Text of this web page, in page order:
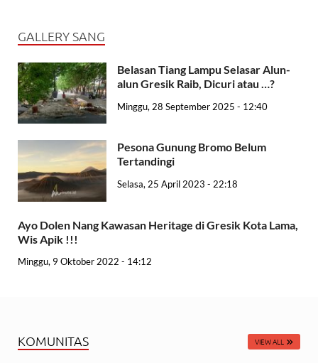
GALLERY SANG
Belasan Tiang Lampu Selasar Alun-
alun Gresik Raib, Dicuri atau …?
Minggu, 28 September 2025 - 12:40
Pesona Gunung Bromo Belum
Tertandingi
Selasa, 25 April 2023 - 22:18
Ayo Dolen Nang Kawasan Heritage di Gresik Kota Lama,
Wis Apik !!!
Minggu, 9 Oktober 2022 - 14:12
KOMUNITAS VIEW ALL